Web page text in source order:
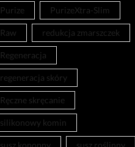
Purize PurizeXtra-Slim
Raw redukcja zmarszczek
Regeneracja
regeneracja skóry
Ręczne skręcanie
silikonowy komin
susz konopny susz roślinny